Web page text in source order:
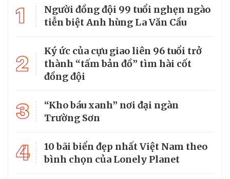
1
Người đồng đội 99 tuổi nghẹn ngào
tiễn biệt Anh hùng La Văn Cầu
2
Ký ức của cựu giao liên 96 tuổi trở
thành “tấm bản đồ” tìm hài cốt
đồng đội
3
“Kho báu xanh” nơi đại ngàn
Trường Sơn
4
10 bãi biển đẹp nhất Việt Nam theo
bình chọn của Lonely Planet